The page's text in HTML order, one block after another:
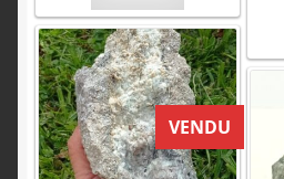
VENDU